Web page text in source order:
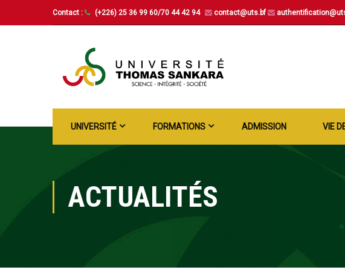
Contact : (+226) 25 36 99 60/70 44 42 94 contact@uts.bf
UNIVERSITÉ FORMATIONS ADMISSION VIE
ACTUALITÉS